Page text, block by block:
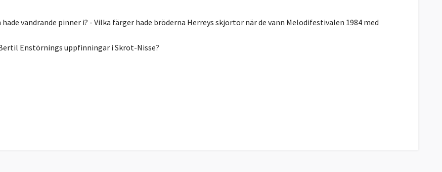
vandrande pinner i? - Vilka färger hade bröderna Herreys skjortor när de vann Melodifestivalen 1984 med
Enstörnings uppfinningar i Skrot-Nisse?